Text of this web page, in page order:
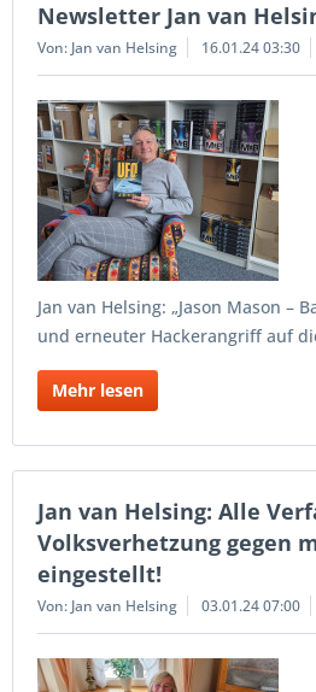
Newsletter Jan van
Von: Jan van Helsing 16.01.24 03:30
Jan van Helsing: „Jason Mason –
und erneuter Hackerangriff auf
Mehr lesen
Jan van Helsing: Alle
Volksverhetzung gegen
eingestellt!
Von: Jan van Helsing 03.01.24 07:00